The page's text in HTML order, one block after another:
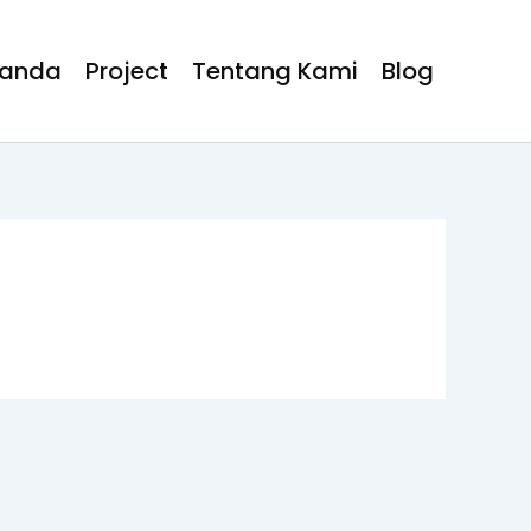
Project Tentang Kami Blog